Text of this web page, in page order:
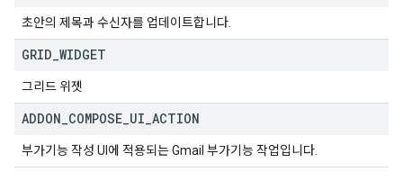
초안의 제목과 수신자를 업데이트합니다.
GRID WIDGET
그리드 위젯
ADDON COMPOSE UI ACTION
부가기능 작성 UI에 적용되는 Gmail 부가기능 작업입니다.